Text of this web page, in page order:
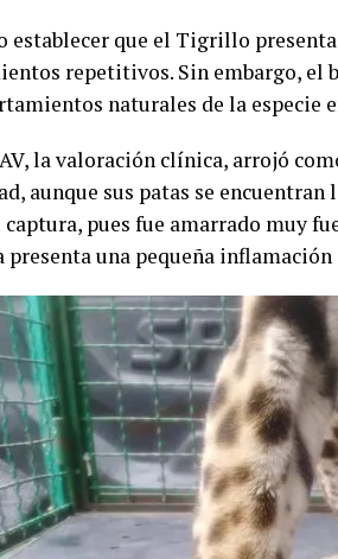
establecer que el Tigrillo
repetitivos. Sin embargo, el
naturales de la especie
la valoración clínica, arrojó
aunque sus patas se
captura, pues fue amarrado muy
presenta una pequeña inflamación